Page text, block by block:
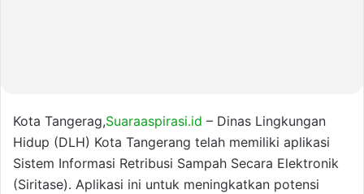
Kota Tangerag,Suaraaspirasi.id – Dinas Lingkungan
Hidup (DLH) Kota Tangerang telah memiliki aplikasi
Sistem Informasi Retribusi Sampah Secara Elektronik
(Siritase). Aplikasi ini untuk meningkatkan potensi